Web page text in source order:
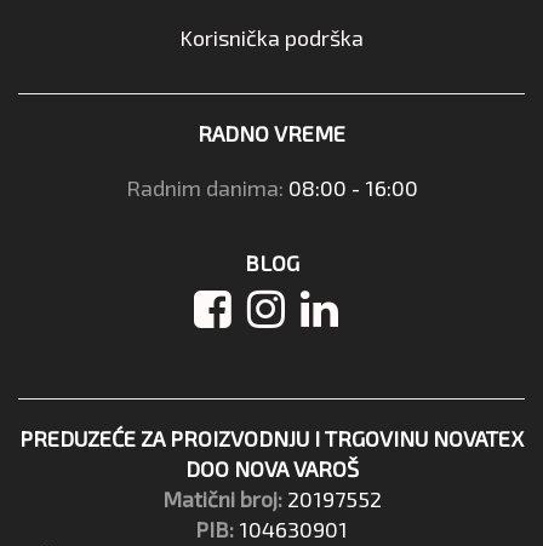
Korisnička podrška
RADNO VREME
Radnim danima: 08:00 - 16:00
BLOG
PREDUZEĆE ZA PROIZVODNJU I TRGOVINU NOVATEX
DOO NOVA VAROŠ
Matični broj: 20197552
PIB: 104630901